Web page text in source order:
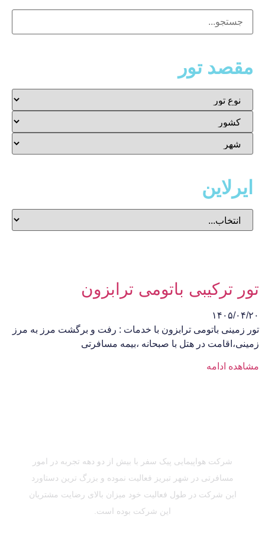
مقصد تور
ایرلاین
تور ترکیبی باتومی ترابزون
۱۴۰۵/۰۴/۲۰
تور زمینی باتومی ترابزون با خدمات : رفت و برگشت مرز به مرز
زمینی،اقامت در هتل با صبحانه ،بیمه مسافرتی
مشاهده ادامه
شرکت هواپیمایی پیک سفر با بیش از دو دهه تجربه در امور
مسافرتی در شهر تبریز فعالیت نموده و بزرگ ترین دستاورد
این شرکت در طول فعالیت خود میزان بالای رضایت مشتریان
این شرکت بوده است.